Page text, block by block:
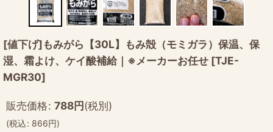
[値下げ]もみがら【30L】もみ殻（モミガラ）保温、保
湿、霜よけ、ケイ酸補給｜※メーカーお任せ [TJE-
MGR30]
販売価格: 788円(税別)
(税込: 866円)